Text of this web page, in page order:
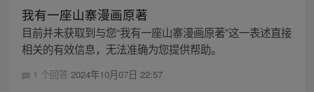
我有一座山寨漫画原著
目前并未获取到与您“我有一座山寨漫画原著”这一表述直接
相关的有效信息，无法准确为您提供帮助。
1 个回答 2024年10月07日 22:57